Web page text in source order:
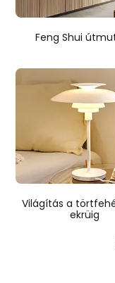
Feng Shui
Világítás a
ekrüig